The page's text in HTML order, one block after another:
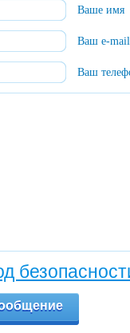
Ваше имя
Ваш e-mail
Ваш